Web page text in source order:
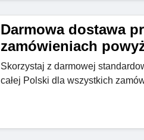
Darmowa dostawa
zamówieniach
Skorzystaj z darmowej
całej Polski dla wszystkich